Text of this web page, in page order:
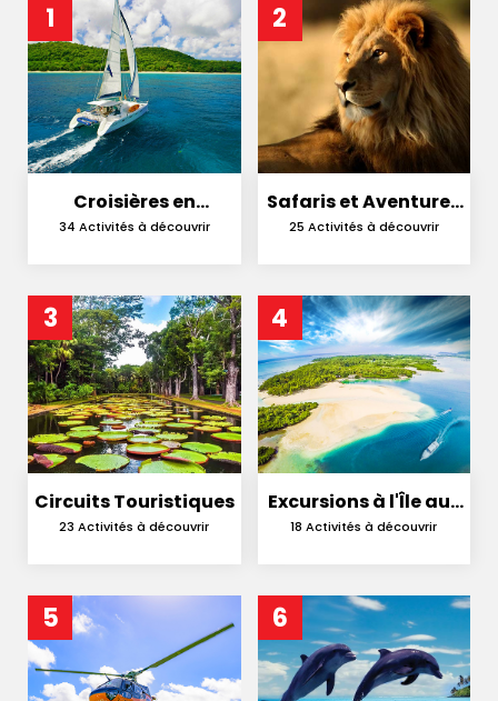
1
Croisières en
Catamaran
34 Activités à découvrir
2
Safaris et Aventures
en Nature
25 Activités à découvrir
3
Circuits Touristiques
23 Activités à découvrir
4
Excursions à l'Île aux
Cerfs
18 Activités à découvrir
5 6